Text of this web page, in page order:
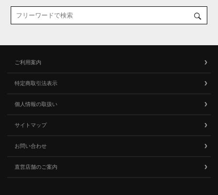
ご利用案内
特定商取引法表示
個人情報の取扱い
サイトマップ
お問い合わせ
直営店舗のご案内